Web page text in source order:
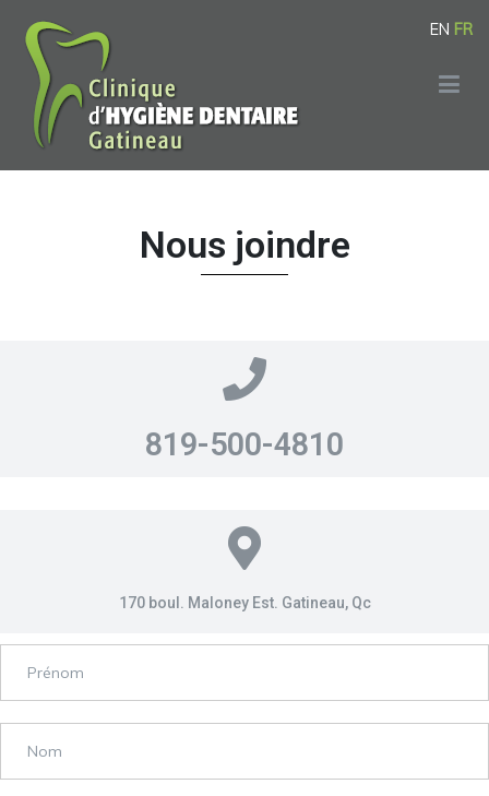
Clinique d'Hygiène Dentaire Gatineau
La clinique des Hygiènistes Dentaires de Gatineau
Nous joindre
819-500-4810
170 boul. Maloney Est. Gatineau, Qc
EN FR